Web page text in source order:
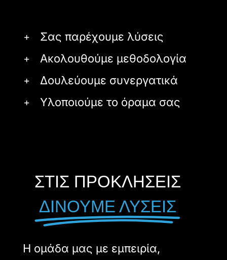
Σας παρέχουμε λύσεις
Ακολουθούμε μεθοδολογία
Δουλεύουμε συνεργατικά
Υλοποιούμε το όραμα σας
ΣΤΙΣ ΠΡΟΚΛΗΣΕΙΣ
ΔΙΝΟΥΜΕ ΛΥΣΕΙΣ
Η ομάδα μας με εμπειρία,